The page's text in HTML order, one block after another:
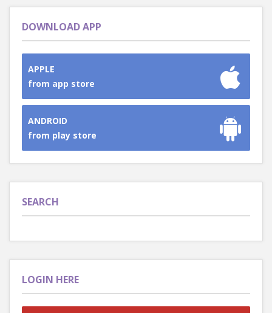
DOWNLOAD APP
APPLE
from app store
ANDROID
from play store
SEARCH
LOGIN HERE